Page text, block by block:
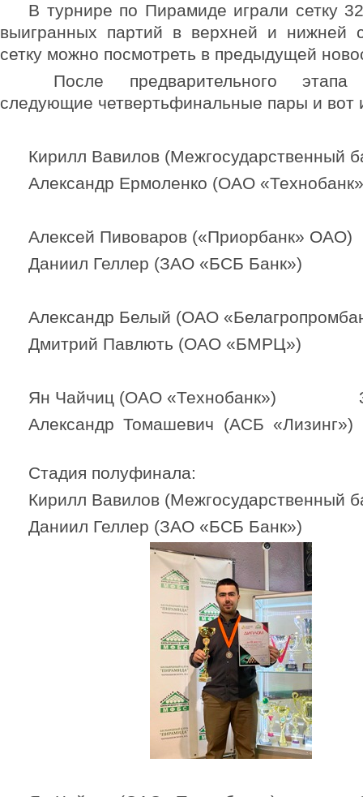
В турнире по Пирамиде играли сетку
выигранных партий в верхней и нижней
сетку можно посмотреть в предыдущей
После предварительного этапа
следующие четвертьфинальные пары и вот
Кирилл Вавилов (Межгосударственный
Александр Ермоленко (ОАО
Алексей Пивоваров («Приорбанк»
Даниил Геллер (ЗАО «БСБ
Александр Белый (ОАО
Дмитрий Павлють (ОАО
Ян Чайчиц (ОАО «Технобанк»)
Александр Томашевич (АСБ
Стадия полуфинала:
Кирилл Вавилов (Межгосударственный
Даниил Геллер (ЗАО «БСБ